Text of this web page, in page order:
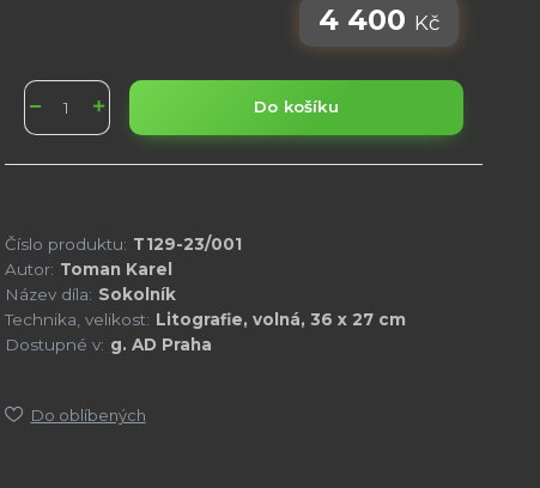
4 400 Kč
Do košíku
Číslo produktu: T129-23/001
Autor: Toman Karel
Název díla: Sokolník
Technika, velikost: Litografie, volná, 36 x 27 cm
Dostupné v: g. AD Praha
Do oblíbených